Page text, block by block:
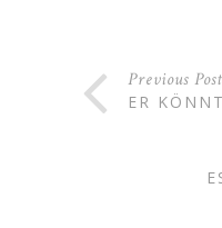
Previous Post
ER